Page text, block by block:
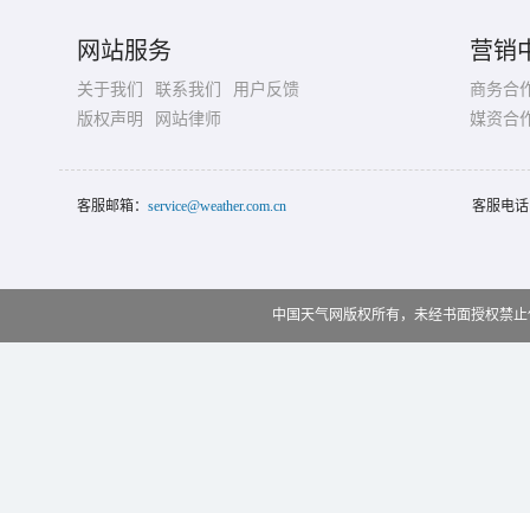
网站服务
关于我们 联系我们
用户反馈
版权声明
网站律师
营销
商务合
媒资合
客服邮箱： service@weather.com.cn 客服电
中国天气网版权所有，未经书面授权